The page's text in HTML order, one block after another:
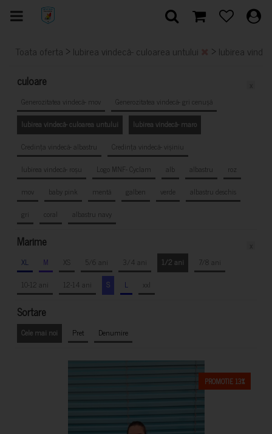
Toata oferta > Iubirea vindecă- culoarea untului > Iubirea
culoare
Generozitatea vindecă- mov
Generozitatea vindecă- gri cenușă
Iubirea vindecă- culoarea untului
Iubirea vindecă- maro
Credința vindecă- albastru
Credința vindecă- vișiniu
Iubirea vindecă- roșu
Logo MNF- Cyclam alb albastru
roz
mov
baby pink mentă galben verde
albastru deschis
gri
coral albastru navy
Marime
XL M XS 5/6 ani 3/4 ani 1/2 ani
7/8 ani
10-12 ani
12-14 ani S L xxl
Sortare
Cele mai noi Pret Denumire
PROMOTIE 13%